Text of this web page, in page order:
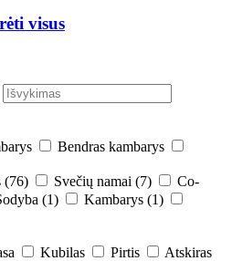
visus
Bendras kambarys
(76) Svečių namai (7)
Co-
(1) Kambarys (1)
Kubilas Pirtis
Atskiras